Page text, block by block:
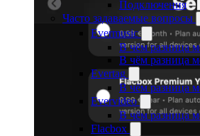
Подключения
Часто задаваемые вопросы
Evermusic
В чём разница
В чём разница
Evertag
В чём разница
Evervideo
В чём разница
Flacbox